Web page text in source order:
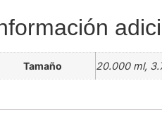
Tamaño 20.000 ml,